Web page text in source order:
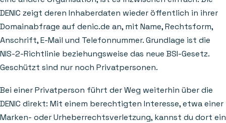
DENIC zeigt deren Inhaberdaten wieder öffentlich in ihrer
Domainabfrage auf denic.de an, mit Name, Rechtsform,
Anschrift, E-Mail und Telefonnummer. Grundlage ist die
NIS-2-Richtlinie beziehungsweise das neue BSI-Gesetz.
Geschützt sind nur noch Privatpersonen.
Bei einer Privatperson führt der Weg weiterhin über die
DENIC direkt: Mit einem berechtigten Interesse, etwa einer
Marken- oder Urheberrechtsverletzung, kannst du dort ein